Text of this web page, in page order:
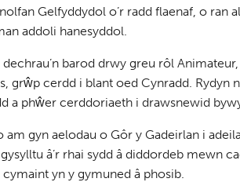
Gelfyddydol o’r radd flaenaf, o ran
addoli hanesyddol.
dechrau’n barod drwy greu rôl
grŵp cerdd i blant oed Cynradd. Rydyn
a phŵer cerddoriaeth i drawsnewid
am gyn aelodau o Gôr y Gadeirlan i
â’r rhai sydd â diddordeb mewn
yn y gymuned â phosib.